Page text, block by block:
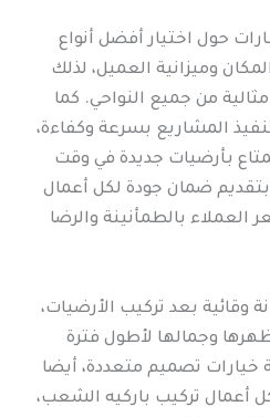
حول اختيار أفضل أنواع
وميزانية العميل، لذلك
من جميع النواحي. كما
المشاريع بسرعة وكفاءة،
بأرضيات جديدة في وقت
بتقديم ضمان جودة لكل أعمال
العملاء بالطمأنينة والرضا
وقائية بعد تركيب الأرضيات،
وجمالها لأطول فترة
خيارات تصميم متعددة، أيضا
أعمال تركيب باركيه الشعب،